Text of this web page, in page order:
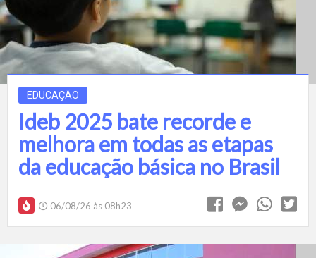
EDUCAÇÃO
Ideb 2025 bate recorde e
melhora em todas as etapas
da educação básica no Brasil
06/08/26 às 08h23